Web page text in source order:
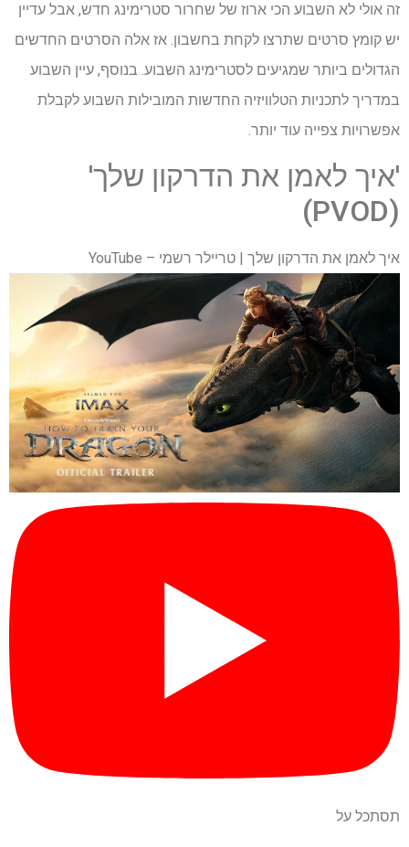
זה אולי לא השבוע הכי ארוז של שחרור סטרימינג חדש, אבל עדיין
יש קומץ סרטים שתרצו לקחת בחשבון. אז אלה הסרטים החדשים
הגדולים ביותר שמגיעים לסטרימינג השבוע. בנוסף, עיין השבוע
במדריך לתכניות הטלוויזיה החדשות המובילות השבוע לקבלת
אפשרויות צפייה עוד יותר.
'איך לאמן את הדרקון שלך'
(PVOD)
איך לאמן את הדרקון שלך | טריילר רשמי – YouTube
תסתכל על